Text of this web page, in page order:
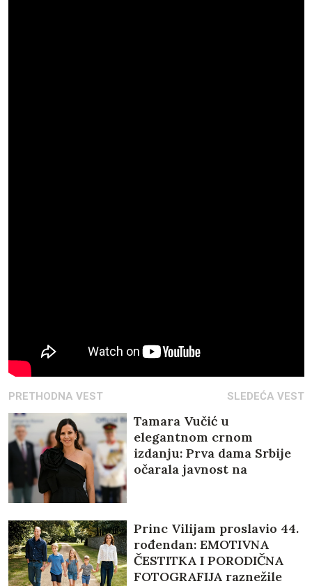
PRETHODNA VEST SLEDEĆA VEST
Tamara Vučić u
elegantnom crnom
izdanju: Prva dama Srbije
očarala javnost na
Princ Vilijam proslavio 44.
rođendan: EMOTIVNA
ČESTITKA I PORODIČNA
FOTOGRAFIJA raznežile